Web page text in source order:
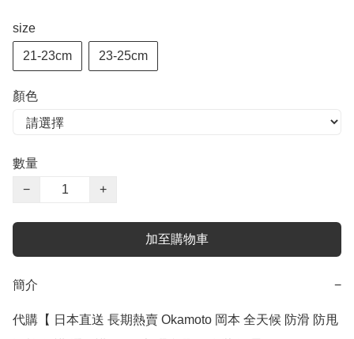
size
21-23cm 23-25cm
顏色
數量
−
+
加至購物車
簡介 −
代購【 日本直送 長期熱賣 Okamoto 岡本 全天候 防滑 防甩